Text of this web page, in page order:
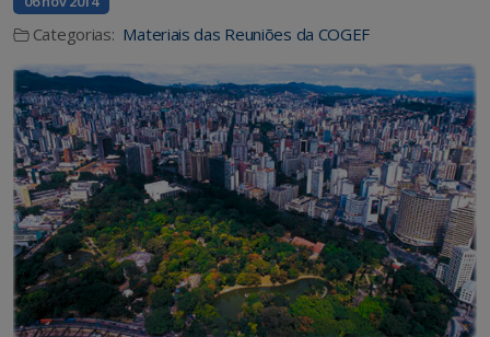
Categorias: Materiais das Reuniões da COGEF